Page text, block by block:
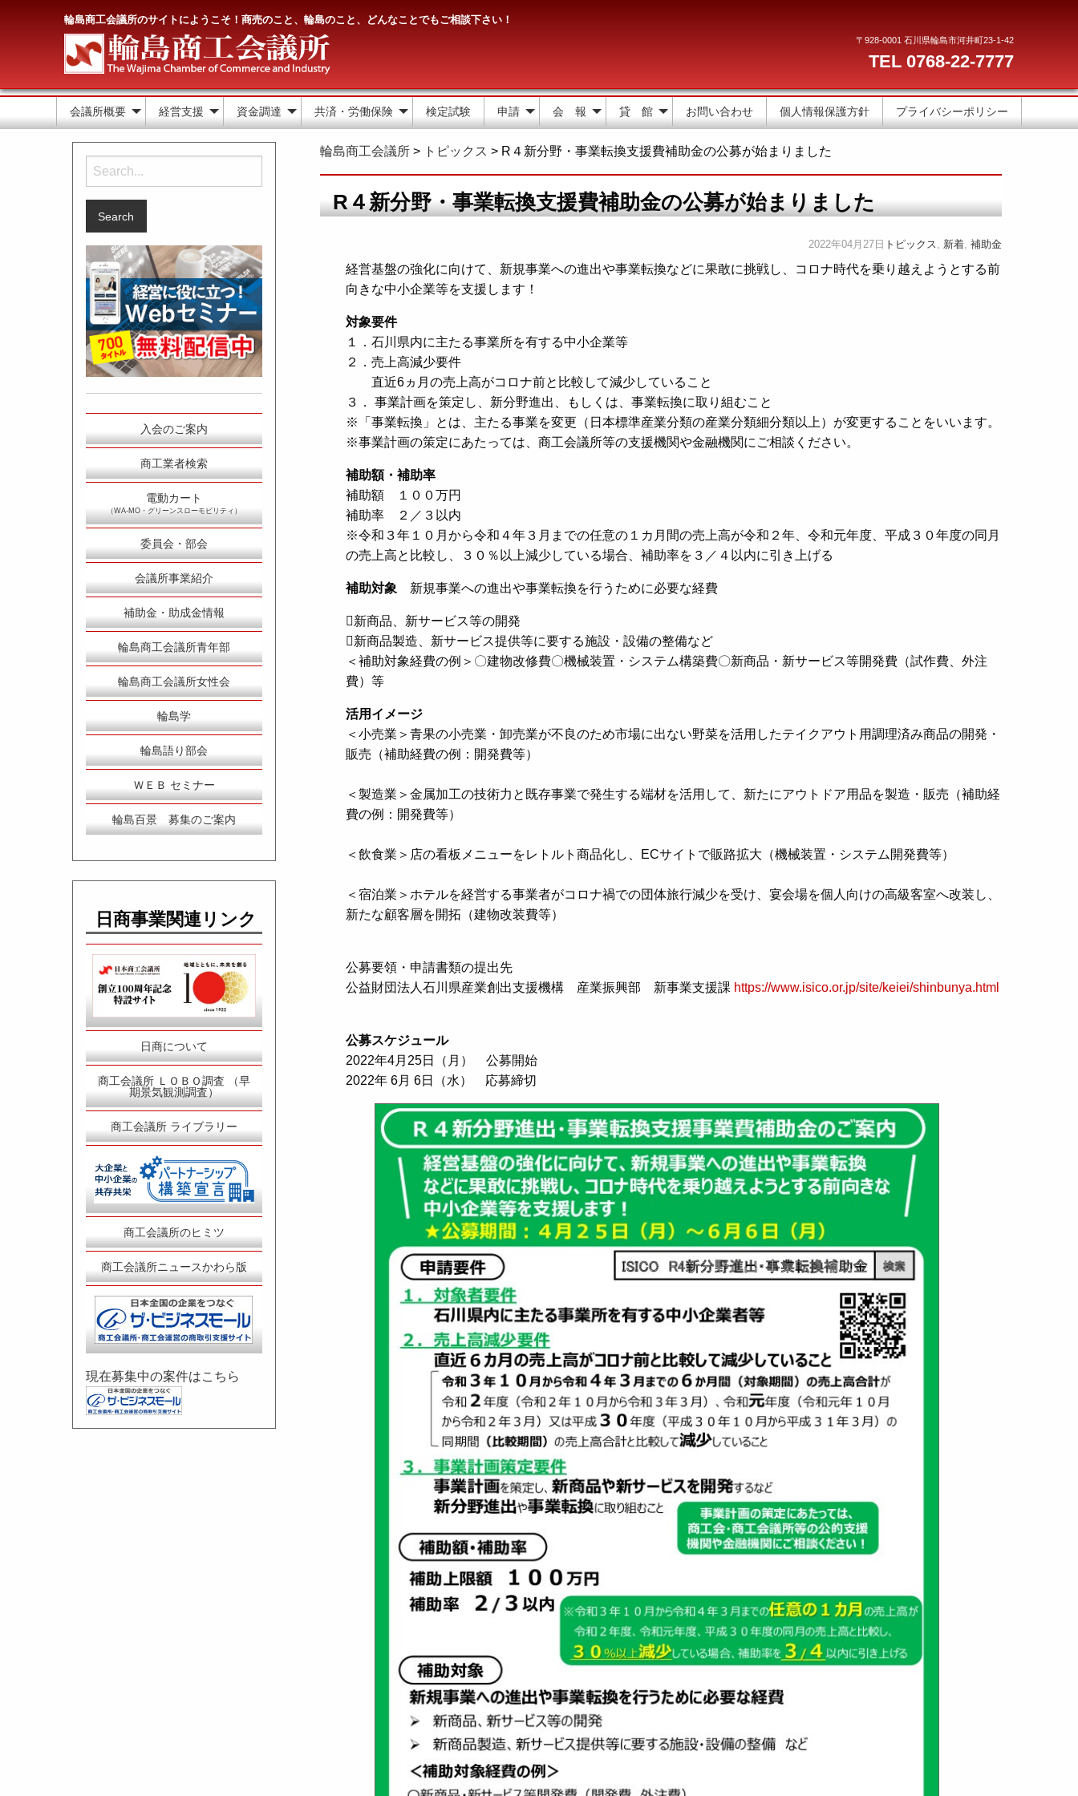
輪島商工会議所のサイトにようこそ！商売のこと、輪島のこと、どんなことでもご相談下さい！
〒928-0001 石川県輪島市河井町23-1-42
TEL 0768-22-7777
会議所概要 経営支援 資金調達 共済・労働保険 検定試験 申請 会 報 貸 館 お問い合わせ 個人情報保護方針 プライバシーポリシー
Search
for:
入会のご案内
商工業者検索
電動カート
（WA-MO・グリーンスローモビリティ）
委員会・部会
会議所事業紹介
補助金・助成金情報
輪島商工会議所青年部
輪島商工会議所女性会
輪島学
輪島語り部会
ＷＥＢ セミナー
輪島百景 募集のご案内
日商事業関連リンク
日商について
商工会議所 ＬＯＢＯ調査 （早
期景気観測調査）
商工会議所 ライブラリー
商工会議所のヒミツ
商工会議所ニュースかわら版
現在募集中の案件はこちら
輪島商工会議所> トピックス > R４新分野・事業転換支援費補助金の公募が始まりました
R４新分野・事業転換支援費補助金の公募が始まりました
2022年04月27日 トピックス, 新着, 補助金
経営基盤の強化に向けて、新規事業への進出や事業転換などに果敢に挑戦し、コロナ時代を乗り越えようとする前
向きな中小企業等を支援します！
対象要件
１．石川県内に主たる事業所を有する中小企業等
２．売上高減少要件
直近6ヵ月の売上高がコロナ前と比較して減少していること
３． 事業計画を策定し、新分野進出、もしくは、事業転換に取り組むこと
※「事業転換」とは、主たる事業を変更（日本標準産業分類の産業分類細分類以上）が変更することをいいます。
※事業計画の策定にあたっては、商工会議所等の支援機関や金融機関にご相談ください。
補助額・補助率
補助額 １００万円
補助率 ２／３以内
※令和３年１０月から令和４年３月までの任意の１カ月間の売上高が令和２年、令和元年度、平成３０年度の同月
の売上高と比較し、３０％以上減少している場合、補助率を３／４以内に引き上げる
補助対象 新規事業への進出や事業転換を行うために必要な経費
新商品、新サービス等の開発
新商品製造、新サービス提供等に要する施設・設備の整備など
＜補助対象経費の例＞〇建物改修費〇機械装置・システム構築費〇新商品・新サービス等開発費（試作費、外注
費）等
活用イメージ
＜小売業＞青果の小売業・卸売業が不良のため市場に出ない野菜を活用したテイクアウト用調理済み商品の開発・
販売（補助経費の例：開発費等）
＜製造業＞金属加工の技術力と既存事業で発生する端材を活用して、新たにアウトドア用品を製造・販売（補助経
費の例：開発費等）
＜飲食業＞店の看板メニューをレトルト商品化し、ECサイトで販路拡大（機械装置・システム開発費等）
＜宿泊業＞ホテルを経営する事業者がコロナ禍での団体旅行減少を受け、宴会場を個人向けの高級客室へ改装し、
新たな顧客層を開拓（建物改装費等）
公募要領・申請書類の提出先
公益財団法人石川県産業創出支援機構 産業振興部 新事業支援課 https://www.isico.or.jp/site/keiei/shinbunya.html
公募スケジュール
2022年4月25日（月） 公募開始
2022年 6月 6日（水） 応募締切